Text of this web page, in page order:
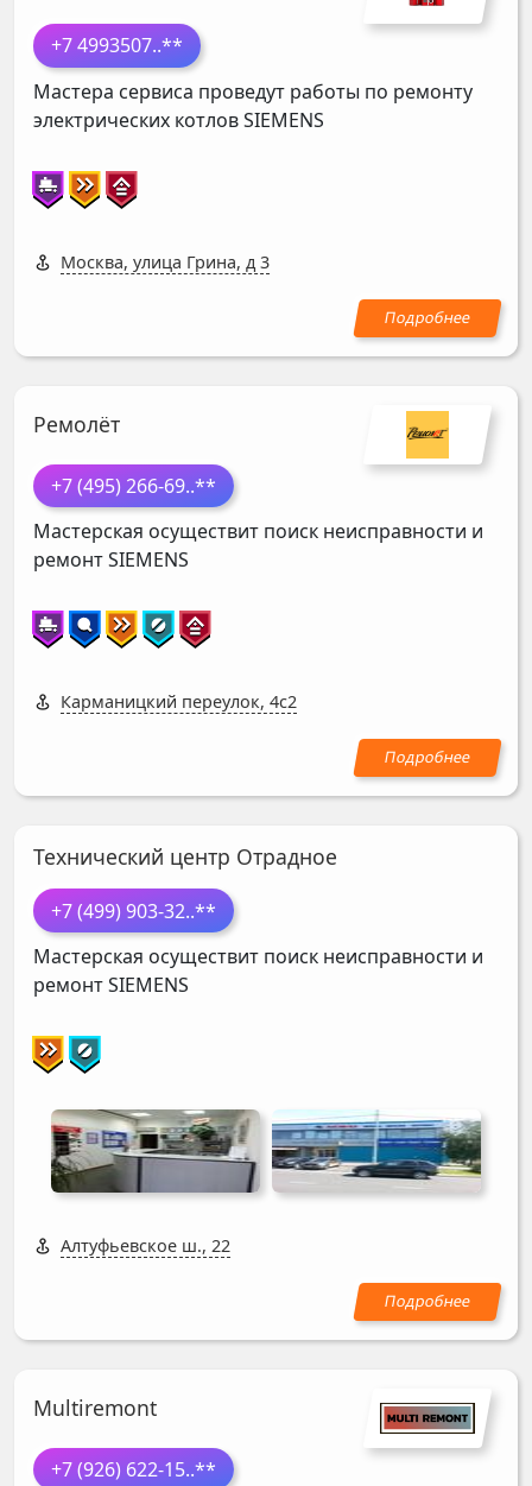
+7 4993507..**
Мастера сервиса проведут работы по ремонту
электрических котловSIEMENS
Москва, улица Грина, д 3
Ремолёт
+7 (495) 266-69..**
Мастерская осуществит поиск неисправности и
ремонтSIEMENS
Карманицкий переулок, 4с2
Технический центр Отрадное
+7 (499) 903-32..**
Мастерская осуществит поиск неисправности и
ремонтSIEMENS
Алтуфьевское ш., 22
Multiremont
+7 (926) 622-15..**